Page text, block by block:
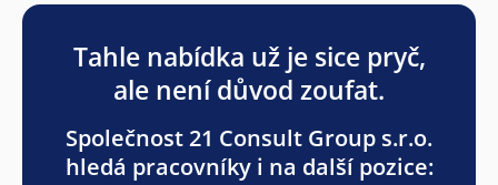
Tahle nabídka už je sice pryč,
ale není důvod zoufat.
Společnost 21 Consult Group s.r.o.
hledá pracovníky i na další pozice: